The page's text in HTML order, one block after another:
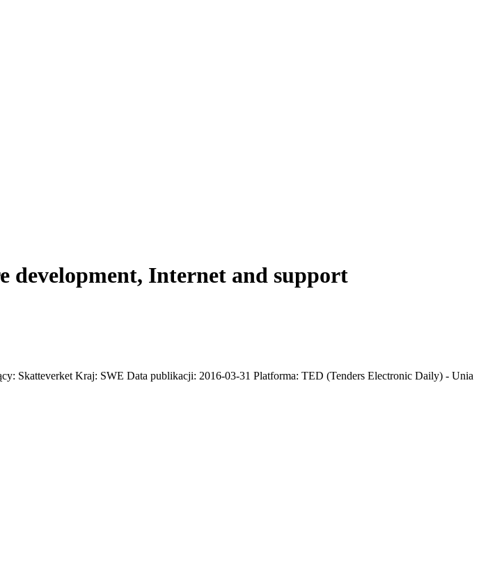
development, Internet and support
Skatteverket Kraj: SWE Data publikacji: 2016-03-31 Platforma: TED (Tenders Electronic Daily) - Unia